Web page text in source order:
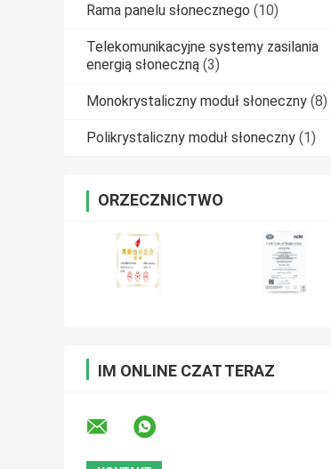
Rama panelu słonecznego (10)
Telekomunikacyjne systemy zasilania
energią słoneczną (3)
Monokrystaliczny moduł słoneczny (8)
Polikrystaliczny moduł słoneczny (1)
ORZECZNICTWO
IM ONLINE CZAT TERAZ